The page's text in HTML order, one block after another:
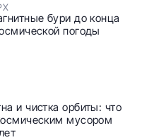
бури до конца
погоды
и чистка орбиты: что
мусором